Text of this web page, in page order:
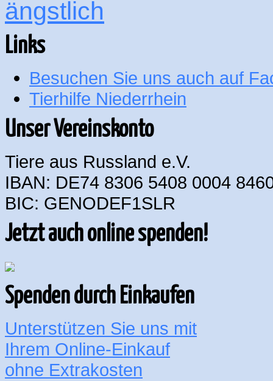
ängstlich
Links
Besuchen Sie uns auch auf
Tierhilfe Niederrhein
Unser Vereinskonto
Tiere aus Russland e.V.
IBAN: DE74 8306 5408 0004
BIC: GENODEF1SLR
Jetzt auch online spenden!
Spenden durch Einkaufen
Unterstützen Sie uns mit
Ihrem Online-Einkauf
ohne Extrakosten